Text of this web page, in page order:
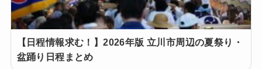
【日程情報求む！】2026年版 立川市周辺の夏祭り・
盆踊り日程まとめ